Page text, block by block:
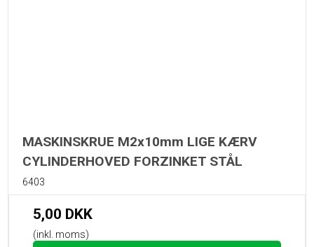
MASKINSKRUE M2x10mm LIGE KÆRV
CYLINDERHOVED FORZINKET STÅL
6403
5,00 DKK
(inkl. moms)